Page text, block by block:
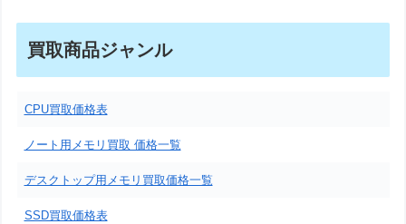
買取商品ジャンル
CPU買取価格表
ノート用メモリ買取 価格一覧
デスクトップ用メモリ買取価格一覧
SSD買取価格表